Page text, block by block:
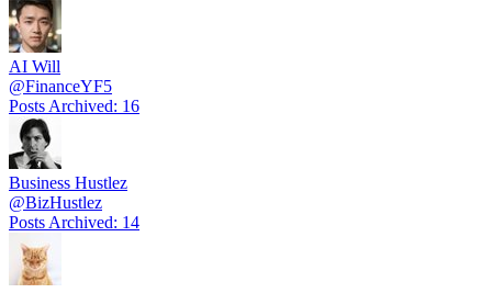
AI Will
@FinanceYF5
Posts Archived: 16
Business Hustlez
@BizHustlez
Posts Archived: 14